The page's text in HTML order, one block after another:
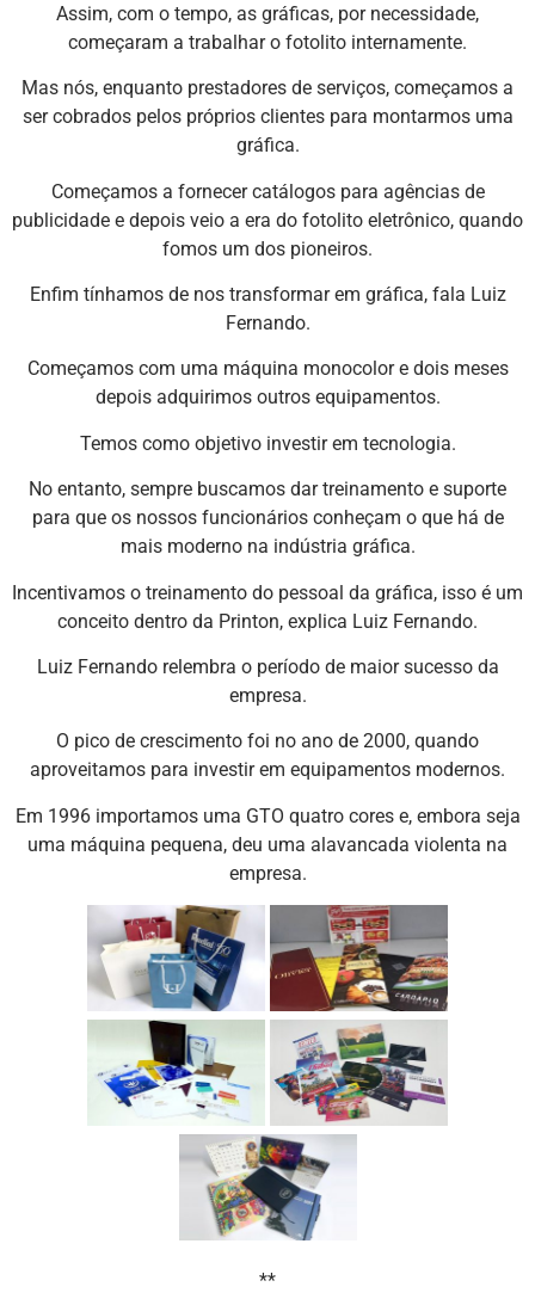
Assim, com o tempo, as gráficas, por necessidade,
começaram a trabalhar o fotolito internamente.
Mas nós, enquanto prestadores de serviços, começamos a
ser cobrados pelos próprios clientes para montarmos uma
gráfica.
Começamos a fornecer catálogos para agências de
publicidade e depois veio a era do fotolito eletrônico, quando
fomos um dos pioneiros.
Enfim tínhamos de nos transformar em gráfica, fala Luiz
Fernando.
Começamos com uma máquina monocolor e dois meses
depois adquirimos outros equipamentos.
Temos como objetivo investir em tecnologia.
No entanto, sempre buscamos dar treinamento e suporte
para que os nossos funcionários conheçam o que há de
mais moderno na indústria gráfica.
Incentivamos o treinamento do pessoal da gráfica, isso é um
conceito dentro da Printon, explica Luiz Fernando.
Luiz Fernando relembra o período de maior sucesso da
empresa.
O pico de crescimento foi no ano de 2000, quando
aproveitamos para investir em equipamentos modernos.
Em 1996 importamos uma GTO quatro cores e, embora seja
uma máquina pequena, deu uma alavancada violenta na
empresa.
**